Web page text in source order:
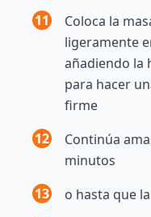
11
Coloca la
ligeramente
añadiendo la
para hacer
firme
12
Continúa
minutos
13
o hasta que